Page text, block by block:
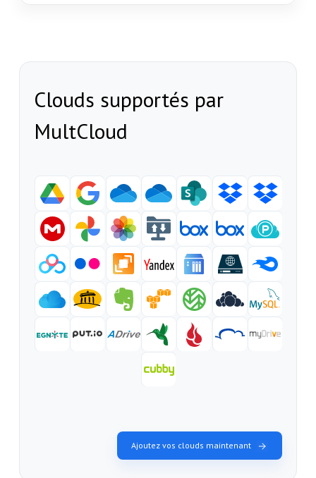
Clouds supportés par
MultCloud
Ajoutez vos clouds maintenant